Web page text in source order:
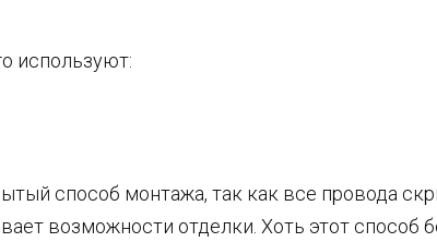
используют:
способ монтажа, так как все провода
возможности отделки. Хоть этот способ